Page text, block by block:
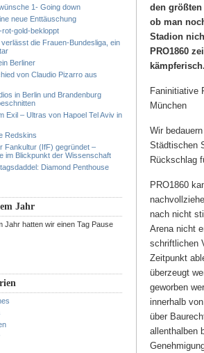
1- Going down
neue Enttäuschung
gold-bekloppt
verlässt die Frauen-Bundesliga, ein
Berliner
von Claudio Pizarro aus
in Berlin und Brandenburg
Exil – Ultras von Hapoel Tel Aviv in
Redskins
Fankultur (IfF) gegründet –
im Blickpunkt der Wissenschaft
Diamond Penthouse
Jahr
Jahr hatten wir einen Tag Pause
den größten
ob man
Stadion
PRO1860
Faninitiative
München
Wir
Städtischen
Rückschlag
PRO1860
nach nicht
Arena nicht
schriftlichen
Zeitpunkt
überzeugt
geworben
innerhalb
über
allenthalben